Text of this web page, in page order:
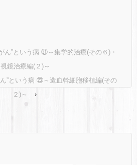
ん”という病 ㉑～集学的治療(その６)・
鏡治療編(２)～
”という病 ㉓～造血幹細胞移植編(その
２)～
›